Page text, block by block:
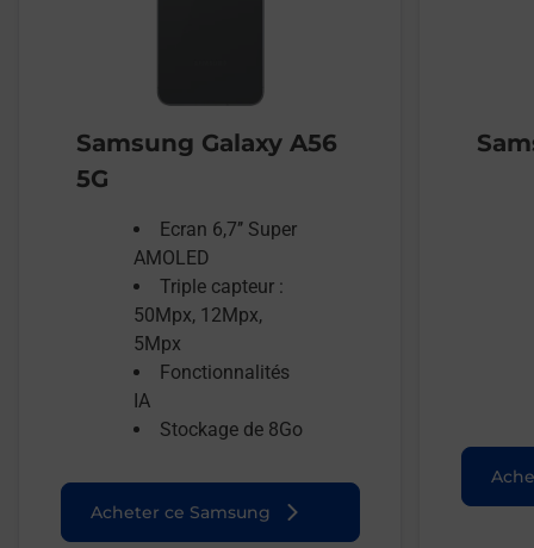
Samsung Galaxy A56
5G
Ecran 6,7’’ Super
AMOLED
Triple capteur :
50Mpx, 12Mpx,
5Mpx
Fonctionnalités
IA
Stockage de 8Go
Acheter ce Samsung